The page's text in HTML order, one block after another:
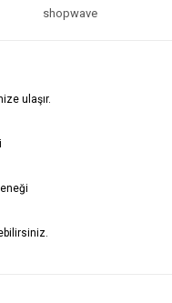
shopwave
ulaşır.